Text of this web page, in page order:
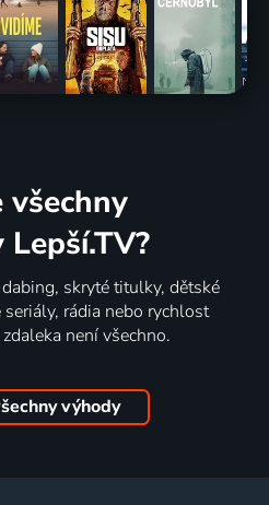
všechny
skryté titulky, dětské
rádia nebo rychlost
není všechno.
výhody